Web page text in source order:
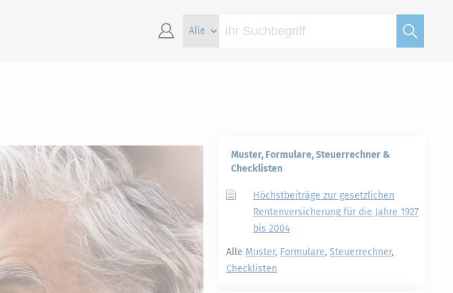
Muster, Formulare, Steuerrechner &
Checklisten
Höchstbeiträge zur gesetzlichen
Rentenversicherung für die Jahre 1927
bis 2004
Alle Muster, Formulare, Steuerrechner,
Checklisten